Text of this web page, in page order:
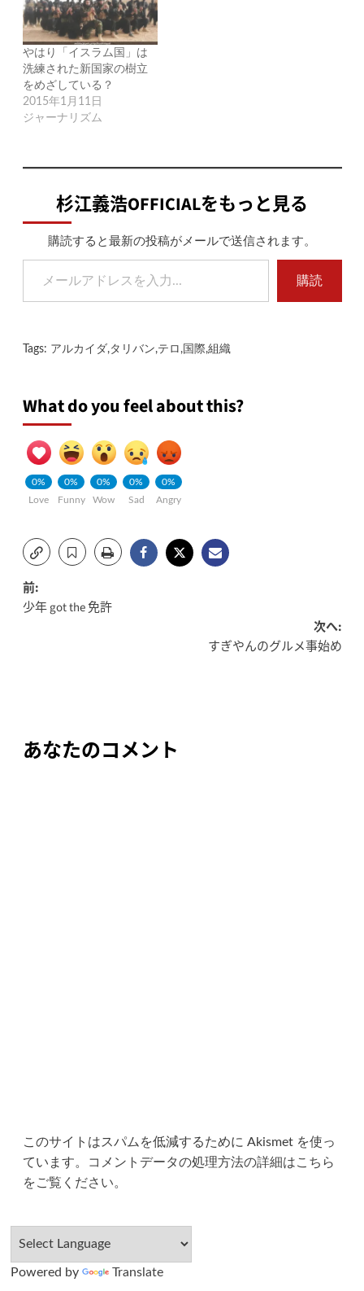
やはり「イスラム国」は
洗練された新国家の樹立
をめざしている？
2015年1月11日
ジャーナリズム
杉江義浩OFFICIALをもっと見る
購読すると最新の投稿がメールで送信されます。
メールアドレスを入力...
購読
Tags: アルカイダ,タリバン,テロ ,国際,組織
What do you feel about this?
0%
Love
0%
Funny
0%
Wow
0%
Sad
0%
Angry
投
ー
前:
少年 got the 免許
次へ:
すぎやんのグルメ事始め
あなたのコメント
このサイトはスパムを低減するために Akismet を使っ
ています。
コメントデータの処理方法の詳細はこちら
をご覧ください。
Powered by Translate